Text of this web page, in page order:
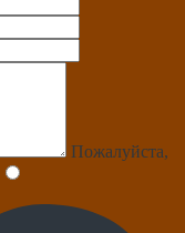
Пожалуйста,